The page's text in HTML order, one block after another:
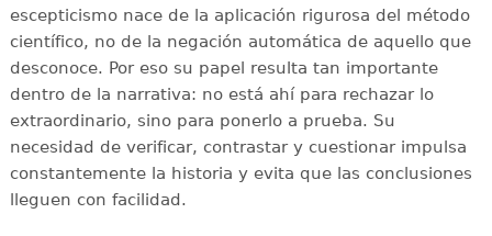
escepticismo nace de la aplicación rigurosa del método
científico, no de la negación automática de aquello que
desconoce. Por eso su papel resulta tan importante
dentro de la narrativa: no está ahí para rechazar lo
extraordinario, sino para ponerlo a prueba. Su
necesidad de verificar, contrastar y cuestionar impulsa
constantemente la historia y evita que las conclusiones
lleguen con facilidad.